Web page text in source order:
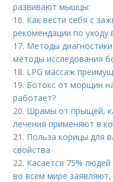
развивают мышцы:
16. Как вести себя с
рекомендации по уходу
17. Методы
методы исследования
18. LPG массаж
19. Ботокс от морщин
работает?
20. Шрамы от прыщей,
лечения применяют в
21. Польза корицы для
свойства
22. Касается 75%
во всем мире